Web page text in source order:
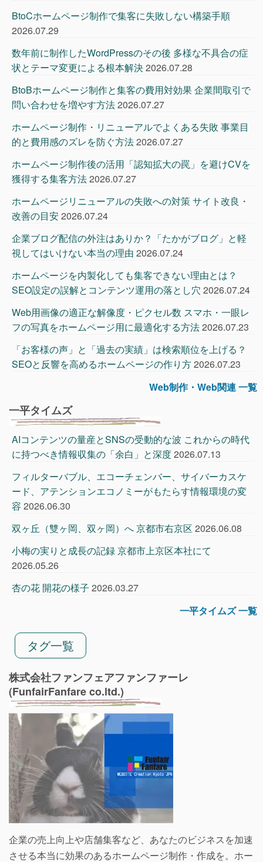
BtoCホームページ制作で集客に失敗しない構築手順
2026.07.29
数年前に制作したWordPressのその後 多様な不具合の症
状とテーマ変更による根本解決2026.07.28
BtoBホームページ制作と集客の費用対効果 企業間取引で
問い合わせを増やす方法2026.07.27
ホームページ制作・リニューアルでよくある失敗 事業目
的と費用感のズレを防ぐ方法2026.07.27
ホームページ制作後の活用「認知拡大の罠」を避けCVを
獲得する集客方法2026.07.27
ホームページリニューアルの失敗への対策 サイト改良・
改善の目安2026.07.24
企業ブログ配信の外注はありか？「たかがブログ」と軽
視してはいけない本当の理由 2026.07.24
ホームページを内製化しても集客できない理由とは？
SEO設定の誤解とコンテンツ運用の落とし穴 2026.07.24
Web用画像の適正な解像度・ピクセル数 スマホ・一眼レ
フの写真をホームページ用に最適化する方法2026.07.23
「お客様の声」と「過去の実績」は検索順位を上げる？
SEOと反響を高めるホームページの作り方2026.07.23
Web制作・Web関連 一覧
一平タイムズ
AIコンテンツの量産とSNSの受動的な波 これからの時代
に持つべき情報収集の「余白」と深度2026.07.13
フィルターバブル、エコーチェンバー、サイバーカスケ
ード、アテンションエコノミーがもたらす情報環境の変
容 2026.06.30
双ヶ丘（雙ヶ岡、双ヶ岡）へ 京都市右京区 2026.06.08
小梅の実りと成長の記録 京都市上京区本社にて
2026.05.26
杏の花 開花の様子 2026.03.27
一平タイムズ 一覧
タグ一覧
株式会社ファンフェアファンファーレ
(FunfairFanfare co.ltd.)
企業の売上向上や店舗集客など、あなたのビジネスを加速
させる本当に効果のあるホームページ制作・作成を。ホー